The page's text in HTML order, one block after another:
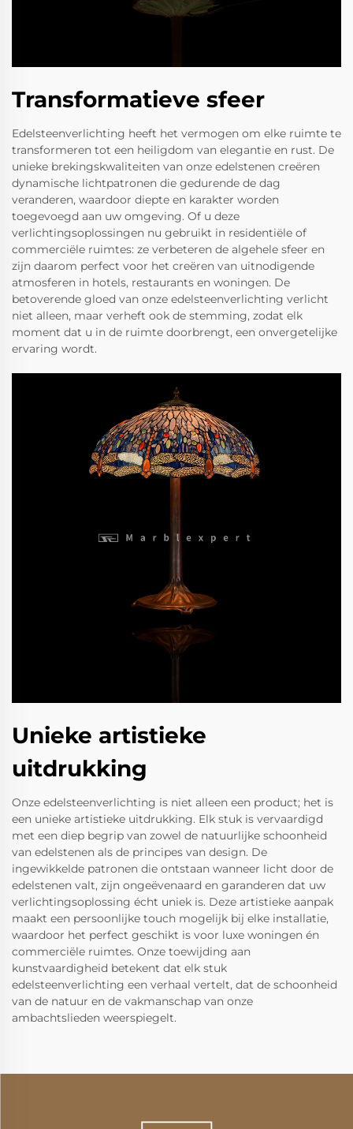
Transformatieve sfeer
Edelsteenverlichting heeft het vermogen om elke ruimte te
transformeren tot een heiligdom van elegantie en rust. De
unieke brekingskwaliteiten van onze edelstenen creëren
dynamische lichtpatronen die gedurende de dag
veranderen, waardoor diepte en karakter worden
toegevoegd aan uw omgeving. Of u deze
verlichtingsoplossingen nu gebruikt in residentiële of
commerciële ruimtes: ze verbeteren de algehele sfeer en
zijn daarom perfect voor het creëren van uitnodigende
atmosferen in hotels, restaurants en woningen. De
betoverende gloed van onze edelsteenverlichting verlicht
niet alleen, maar verheft ook de stemming, zodat elk
moment dat u in de ruimte doorbrengt, een onvergetelijke
ervaring wordt.
Unieke artistieke
uitdrukking
Onze edelsteenverlichting is niet alleen een product; het is
een unieke artistieke uitdrukking. Elk stuk is vervaardigd
met een diep begrip van zowel de natuurlijke schoonheid
van edelstenen als de principes van design. De
ingewikkelde patronen die ontstaan wanneer licht door de
edelstenen valt, zijn ongeëvenaard en garanderen dat uw
verlichtingsoplossing écht uniek is. Deze artistieke aanpak
maakt een persoonlijke touch mogelijk bij elke installatie,
waardoor het perfect geschikt is voor luxe woningen én
commerciële ruimtes. Onze toewijding aan
kunstvaardigheid betekent dat elk stuk
edelsteenverlichting een verhaal vertelt, dat de schoonheid
van de natuur en de vakmanschap van onze
ambachtslieden weerspiegelt.